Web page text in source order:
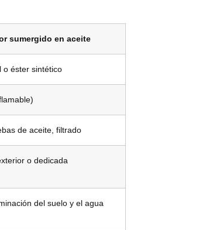
sumergido en aceite
o éster sintético
de aceite, filtrado
o dedicada
del suelo y el agua